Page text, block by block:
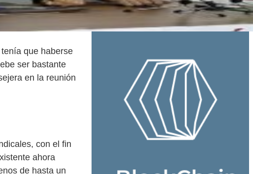
que haberse
ser bastante
en la reunión
con el fin
ahora
de hasta un